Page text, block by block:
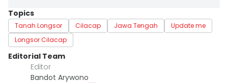
Topics
Tanah Longsor Cilacap Jawa Tengah
Update me
Longsor Cilacap
Editorial Team
Editor
Bandot Arywono